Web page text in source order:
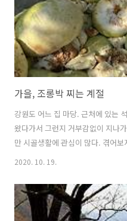
가을, 조롱박 찌는 계절
강원도 어느 집 마당. 근처에 있는
왔다가서 그런지 거부감없이 지나
만 시골생활에 관심이 많다. 겪어
다. 흘깃 보니 박이란 것은 알겠는
서는 속을 파내고 쪄서 말려야 한
작타는 연기를 맡으면 기분이 좋다.
탑이 보인다. 보나마나 김장용이다
2020. 10. 19.